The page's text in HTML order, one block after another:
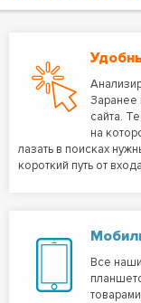
Заранее
сайта.
на
лазать в поисках
короткий путь от
Все